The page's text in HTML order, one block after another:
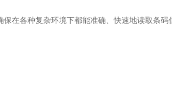
在各种复杂环境下都能准确、快速地读取条码